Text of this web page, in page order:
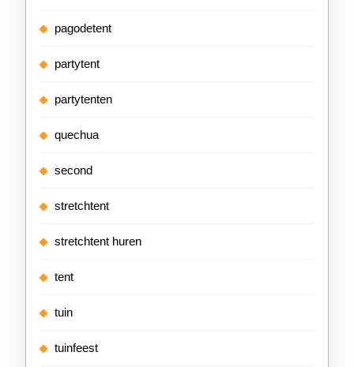
pagodetent
partytent
partytenten
quechua
second
stretchtent
stretchtent huren
tent
tuin
tuinfeest